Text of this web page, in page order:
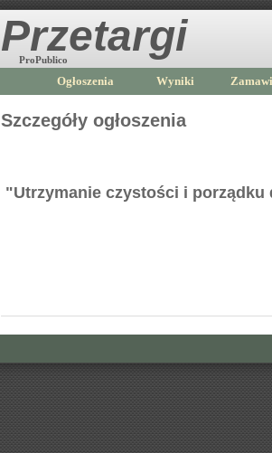
Przetargi
ProPublico
Ogłoszenia Wyniki
Szczegóły ogłoszenia
"Utrzymanie czystości i